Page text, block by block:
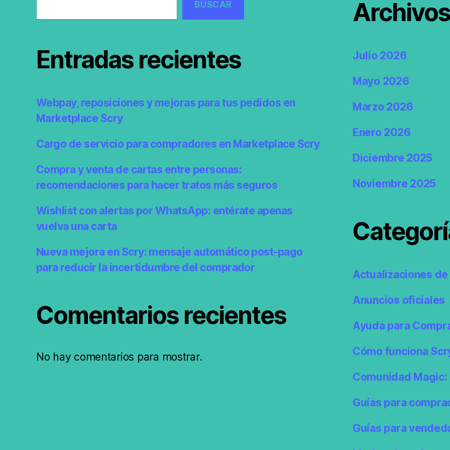
BUSCAR
Entradas recientes
Webpay, reposiciones y mejoras para tus pedidos en
Marketplace Scry
Cargo de servicio para compradores en Marketplace Scry
Compra y venta de cartas entre personas:
recomendaciones para hacer tratos más seguros
Wishlist con alertas por WhatsApp: entérate apenas
vuelva una carta
Nueva mejora en Scry: mensaje automático post-pago
para reducir la incertidumbre del comprador
Comentarios recientes
No hay comentarios para mostrar.
Julio 2026
Mayo 2026
Marzo 2026
Enero 2026
Diciembre 2025
Noviembre 2025
Actualizaciones
Anuncios oficiales
Ayuda para
Cómo funciona
Comunidad
Guías para
Guías para